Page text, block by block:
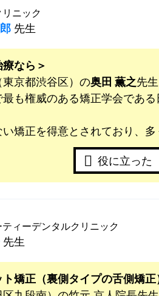
ニック
先生
なら＞
東京都渋谷区）の奥田 薫之先
も権威のある矯正学会であ
矯正を得意とされており、多
役に立った
ィーデンタルクリニック
先生
矯正（裏側タイプの舌側矯正